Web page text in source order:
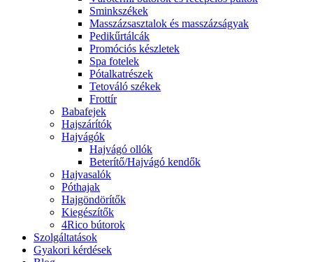
Sminkszékek
Masszázsasztalok és masszázságyak
Pedikűrtálcák
Promóciós készletek
Spa fotelek
Pótalkatrészek
Tetováló székek
Frottír
Babafejek
Hajszárítók
Hajvágók
Hajvágó ollók
Beterítő/Hajvágó kendők
Hajvasalók
Póthajak
Hajgöndörítők
Kiegészítők
4Rico bútorok
Szolgáltatások
Gyakori kérdések